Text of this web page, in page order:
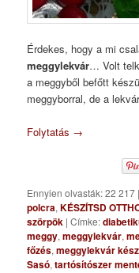
Érdekes, hogy a mi
meggylekvár… Volt
a meggyből befőtt
meggyborral, de a
Folytatás →
Ennyien olvasták: 22 217 |
polcra,KÉSZÍTSD
szörpök |Címke:
meggy,meggylekvár,
főzés,meggylekvár
Sasó,tartósítószer